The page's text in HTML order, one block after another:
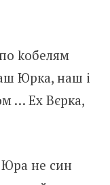
koбeлям
Юрка, наш і
… Ех Вєрка,
не син